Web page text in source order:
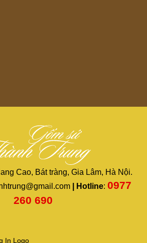
Cao, Bát tràng, Gia Lâm, Hà Nội.​
| Hotline: 0977
260 690 ​
In Logo